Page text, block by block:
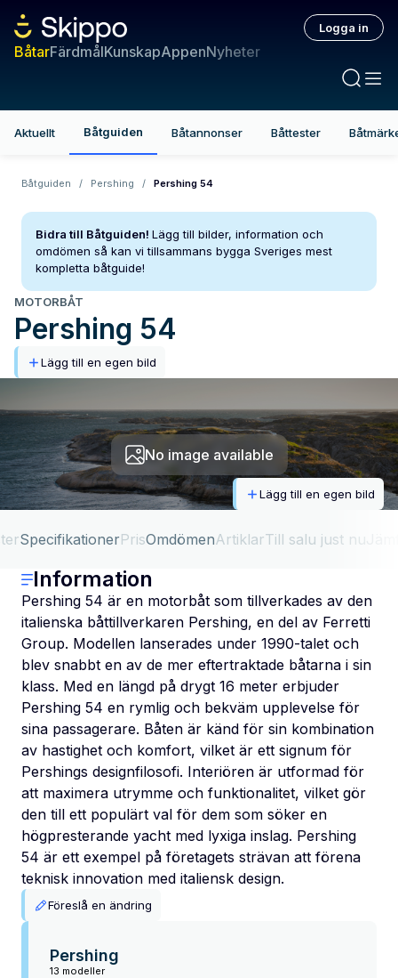
BåtarFärdmålKunskapAppenNyheter
Logga in
Aktuellt Båtguiden Båtannonser Båttester
Båtguiden / Pershing / Pershing 54
Bidra till Båtguiden! Lägg till bilder, information och
omdömen så kan vi tillsammans bygga Sveriges mest
kompletta båtguide!
MOTORBÅT
Pershing 54
Lägg till en egen bild
No image available
Lägg till en egen bild
SpecifikationerPrisOmdömenArtiklarTill salu just nu
Information
Pershing 54 är en motorbåt som tillverkades av den
italienska båttillverkaren Pershing, en del av Ferretti
Group. Modellen lanserades under 1990-talet och
blev snabbt en av de mer eftertraktade båtarna i sin
klass. Med en längd på drygt 16 meter erbjuder
Pershing 54 en rymlig och bekväm upplevelse för
sina passagerare. Båten är känd för sin kombination
av hastighet och komfort, vilket är ett signum för
Pershings designfilosofi. Interiören är utformad för
att maximera utrymme och funktionalitet, vilket gör
den till ett populärt val för dem som söker en
högpresterande yacht med lyxiga inslag. Pershing
54 är ett exempel på företagets strävan att förena
teknisk innovation med italiensk design.
Föreslå en ändring
Pershing
13 modeller